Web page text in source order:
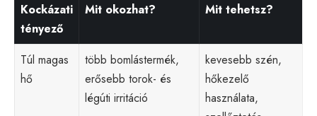
Kockázati
tényező
Mit okozhat? Mit tehetsz?
Túl magas
hő
több bomlástermék,
erősebb torok- és
légúti irritáció
kevesebb szén,
hőkezelő
használata,